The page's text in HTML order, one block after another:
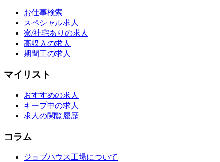
お仕事検索
スペシャル求人
寮/社宅ありの求人
高収入の求人
期間工の求人
マイリスト
おすすめの求人
キープ中の求人
求人の閲覧履歴
コラム
ジョブハウス工場について